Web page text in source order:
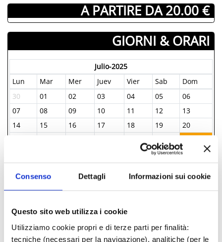
Consenso Dettagli Informazioni sui cookie
Questo sito web utilizza i cookie
Utilizziamo cookie propri e di terze parti per finalità:
tecniche (necessari per la navigazione), analitiche (per le
­ A PARTIRE DA 20.00 €
GIORNI & ORARI
Julio-2025
Lun
Mar Mer Juev Vier Sab
Dom
30
01 02 03 04 05
06
07
08 09 10 11 12
13
14
15 16 17 18 19
20
02
03
INFORMAZIONI ­
IAT Riccione